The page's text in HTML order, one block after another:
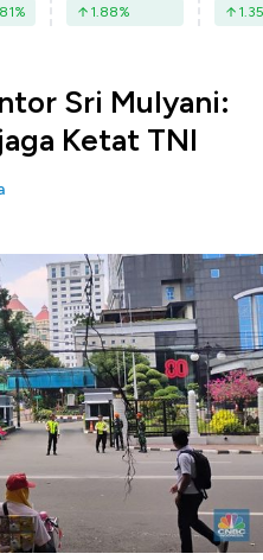
% 1.88% 1.35
Sri Mulyani:
Ketat TNI